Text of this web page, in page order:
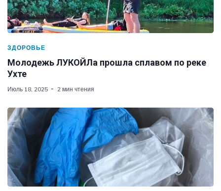
ЗДОРОВЬЕ
Молодежь ЛУКОЙЛа прошла сплавом по реке
Ухте
Июль 18, 2025 2 мин чтения